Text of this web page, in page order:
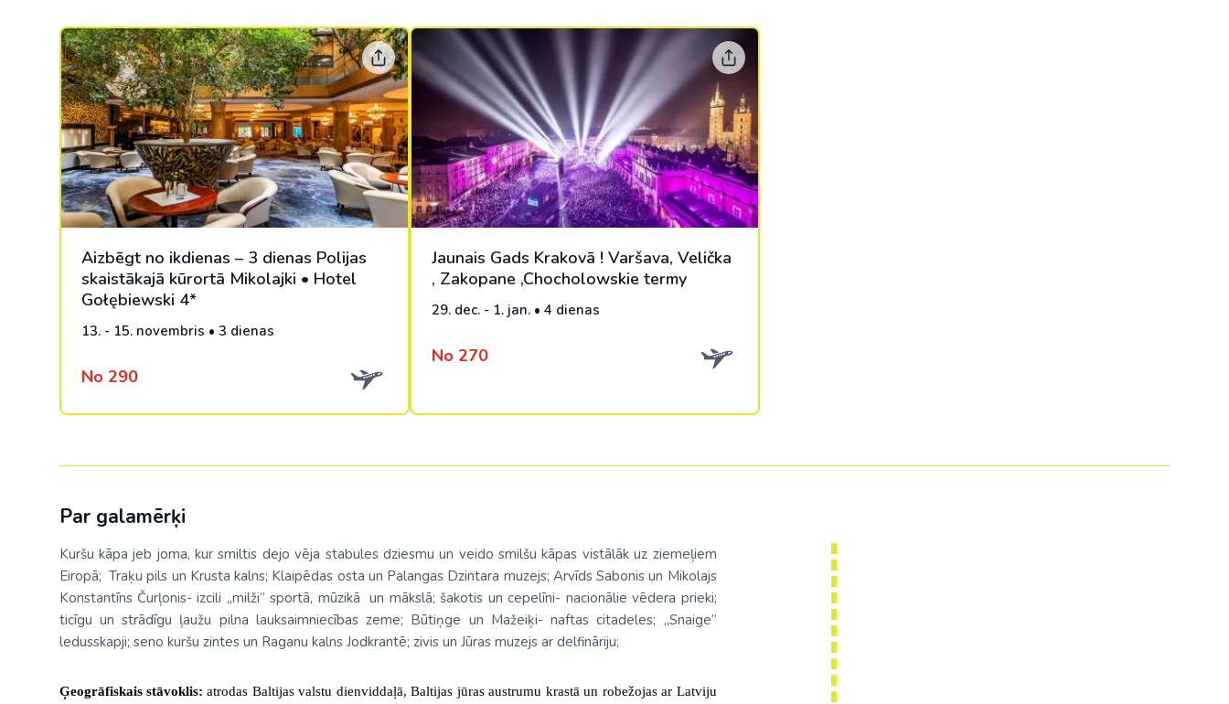
Aizbēgt no ikdienas – 3 dienas Polijas
skaistākajā kūrortā Mikolajki • Hotel
Gołębiewski 4*
13. - 15. novembris • 3 dienas
No 290
Jaunais Gads Krakovā ! Varšava, Velička
, Zakopane ,Chocholowskie termy
29. dec. - 1. jan. • 4 dienas
No 270
Par galamērķi
Kuršu kāpa jeb joma, kur smiltis dejo vēja stabules dziesmu un veido smilšu kāpas vistālāk uz ziemeļiem
Eiropā; Traķu pils un Krusta kalns; Klaipēdas osta un Palangas Dzintara muzejs; Arvīds Sabonis un Mikolajs
Konstantīns Čurļonis- izcili „milži” sportā, mūzikā un mākslā; šakotis un cepelīni- nacionālie vēdera prieki;
ticīgu un strādīgu ļaužu pilna lauksaimniecības zeme; Būtiņge un Mažeiķi- naftas citadeles; „Snaige”
ledusskapji; seno kuršu zintes un Raganu kalns Jodkrantē; zivis un Jūras muzejs ar delfināriju;
Ģeogrāfiskais stāvoklis:atrodas Baltijas valstu dienviddaļā, Baltijas jūras austrumu krastā un robežojas ar Latviju